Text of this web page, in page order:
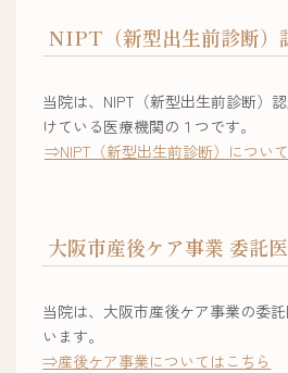
NIPT（新型出生前診断）
当院は、NIPT（新型出生前診断）
けている医療機関の１つです。
⇒NIPT（新型出生前診断）につい
大阪市産後ケア事業 委託
当院は、大阪市産後ケア事業の委
います。
⇒産後ケア事業についてはこちら